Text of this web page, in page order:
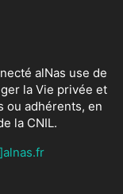
alNas use de
la Vie privée et
ou adhérents, en
la CNIL.